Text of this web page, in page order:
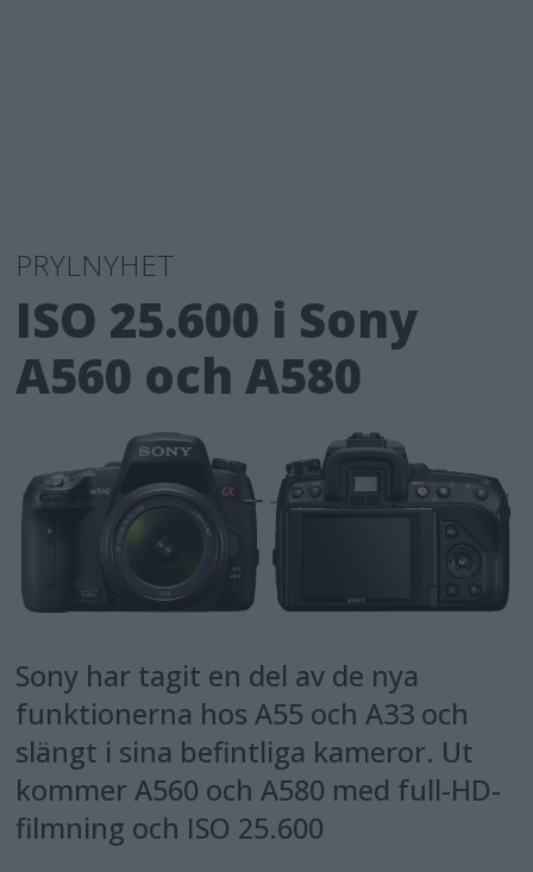
PRYLNYHET
ISO 25.600 i Sony
A560 och A580
Sony har tagit en del av de nya
funktionerna hos A55 och A33 och
slängt i sina befintliga kameror. Ut
kommer A560 och A580 med full-HD-
filmning och ISO 25.600